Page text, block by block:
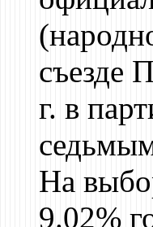
съезде
г. в
На
9.02%